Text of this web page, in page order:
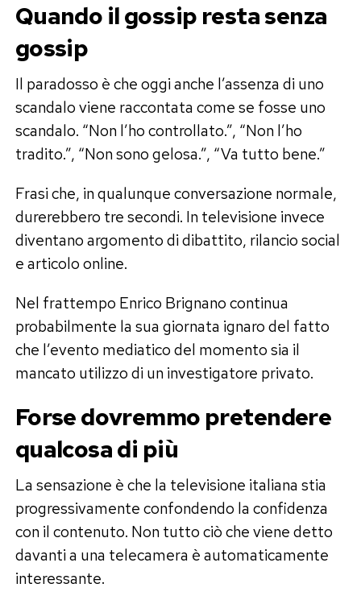
Quando il gossip resta senza
gossip
Il paradosso è che oggi anche l’assenza di uno
scandalo viene raccontata come se fosse uno
scandalo. “Non l’ho controllato.”, “Non l’ho
tradito.”, “Non sono gelosa.”, “Va tutto bene.”
Frasi che, in qualunque conversazione normale,
durerebbero tre secondi. In televisione invece
diventano argomento di dibattito, rilancio social
e articolo online.
Nel frattempo Enrico Brignano continua
probabilmente la sua giornata ignaro del fatto
che l’evento mediatico del momento sia il
mancato utilizzo di un investigatore privato.
Forse dovremmo pretendere
qualcosa di più
La sensazione è che la televisione italiana stia
progressivamente confondendo la confidenza
con il contenuto. Non tutto ciò che viene detto
davanti a una telecamera è automaticamente
interessante.